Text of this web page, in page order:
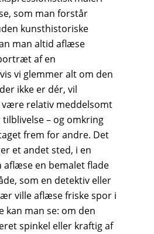
som man forstår
kunsthistoriske
man altid aflæse
af en
vi glemmer alt om den
ikke er dér, vil
relativ meddelsomt
– og omkring
frem for andre. Det
et andet sted, i en
aflæse en bemalet flade
som en detektiv eller
ville aflæse friske spor i
kan man se: om den
spinkel eller kraftig af